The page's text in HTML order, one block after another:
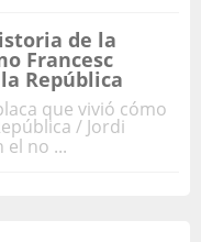
de la
Francesc
República
que vivió cómo
/ Jordi
el no ...